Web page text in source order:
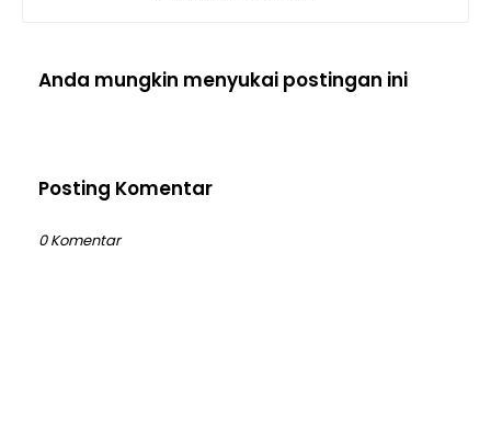
Anda mungkin menyukai postingan ini
Posting Komentar
0 Komentar